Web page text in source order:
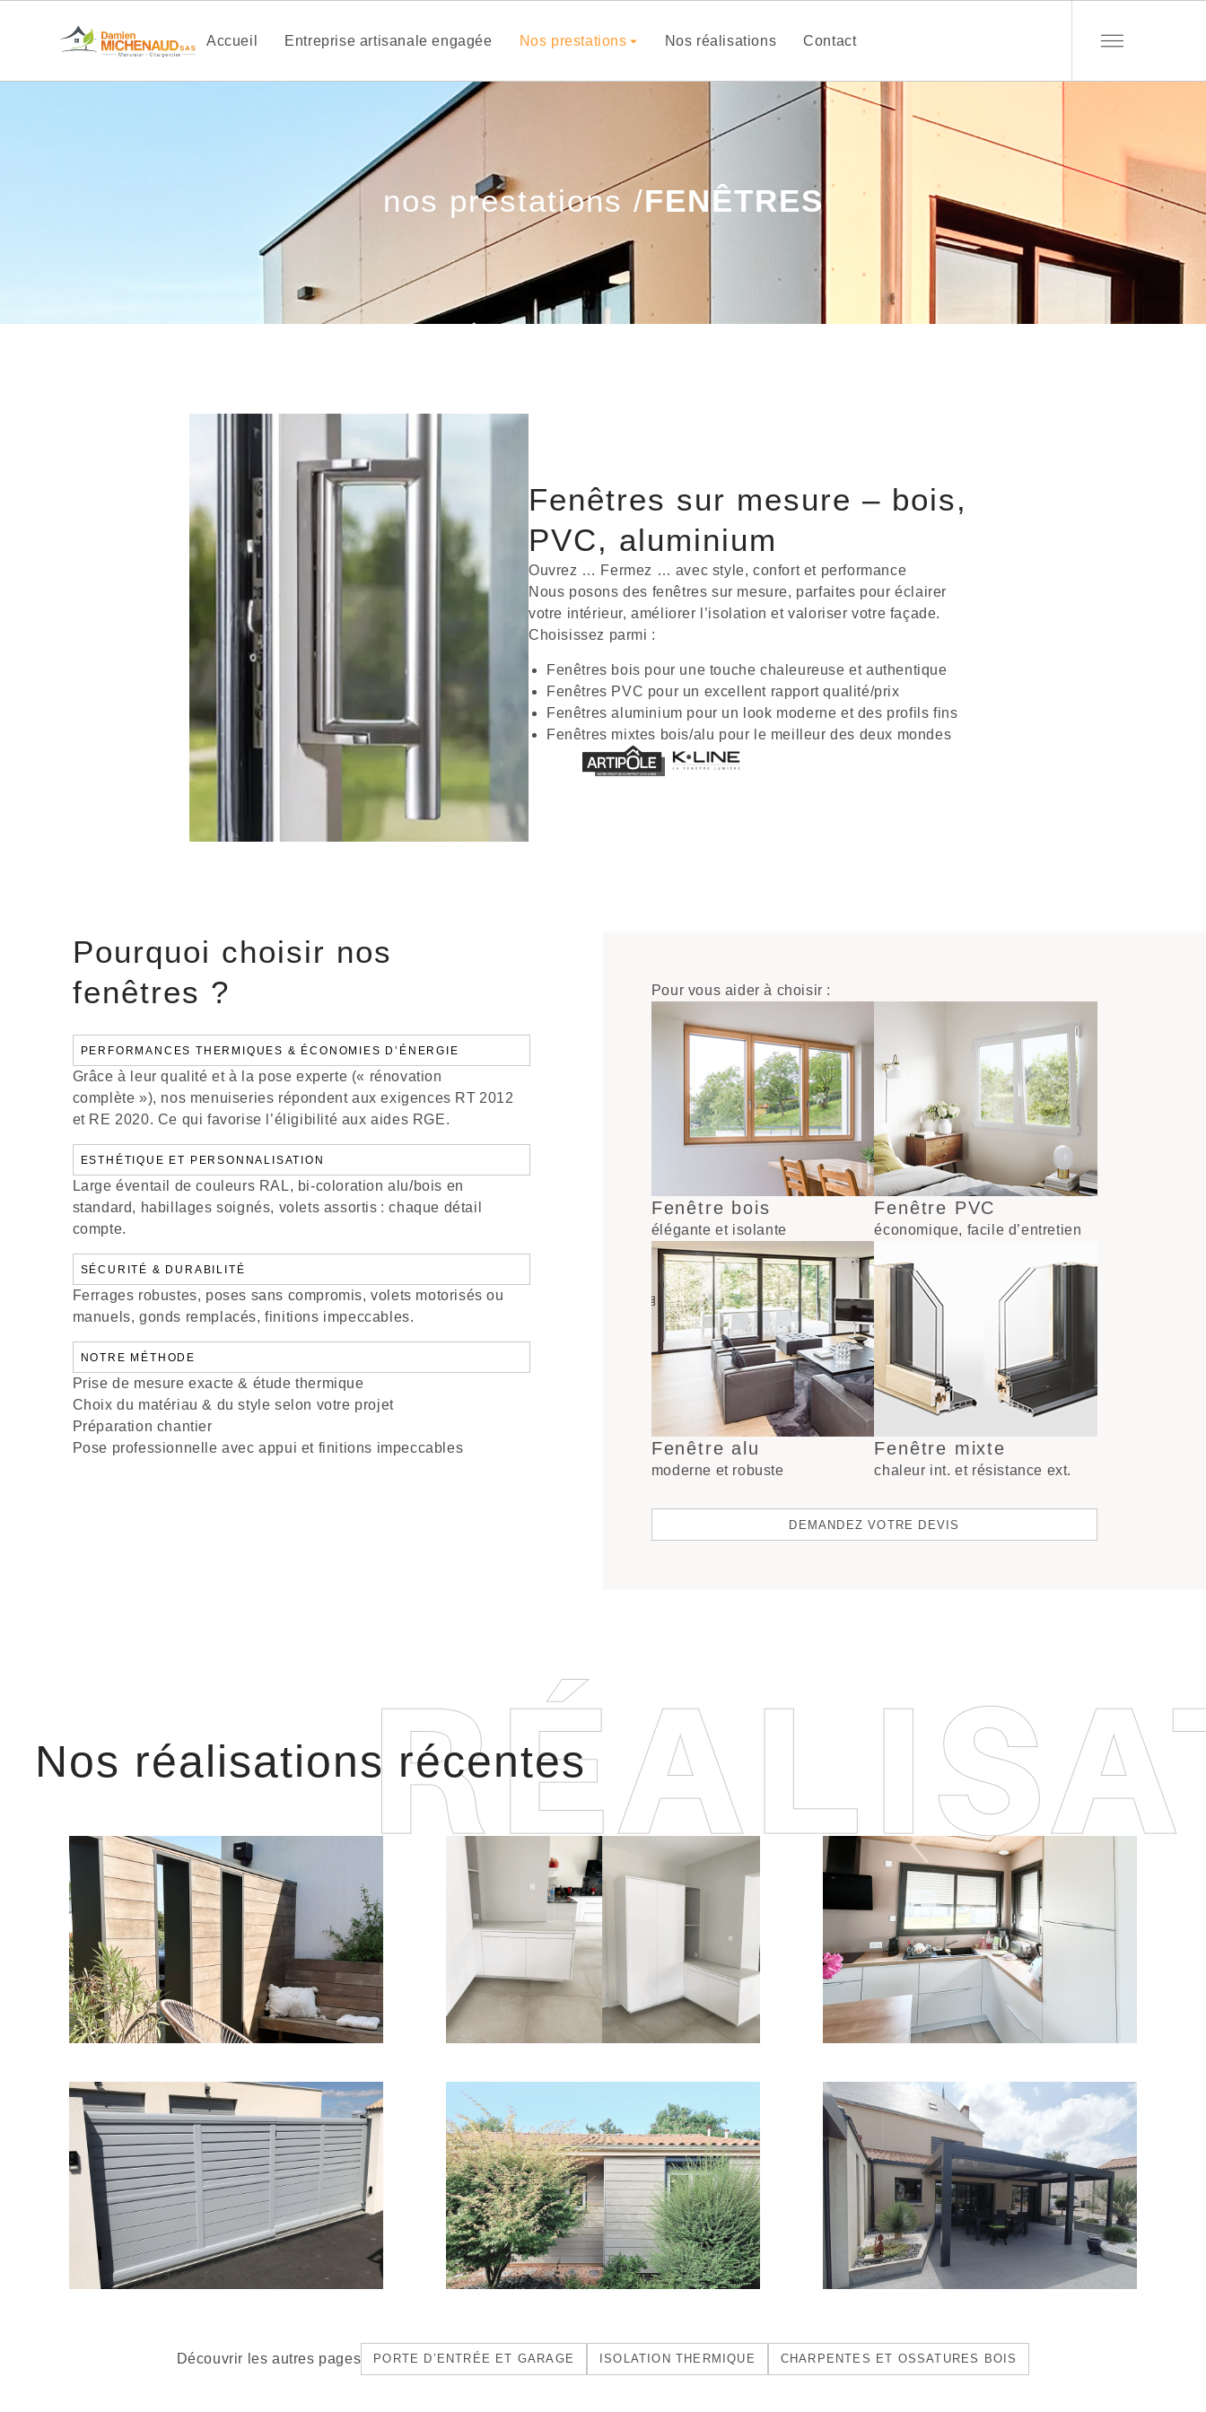
Accueil Entreprise artisanale engagée Nos prestations Nos réalisations Contact
nos prestations /FENÊTRES
Fenêtres sur mesure – bois,
PVC, aluminium
Ouvrez … Fermez … avec style, confort et performance
Nous posons des fenêtres sur mesure, parfaites pour éclairer
votre intérieur, améliorer l’isolation et valoriser votre façade.
Choisissez parmi :
Fenêtres bois pour une touche chaleureuse et authentique
Fenêtres PVC pour un excellent rapport qualité/prix
Fenêtres aluminium pour un look moderne et des profils fins
Fenêtres mixtes bois/alu pour le meilleur des deux mondes
Pourquoi choisir nos
fenêtres ?
PERFORMANCES THERMIQUES & ÉCONOMIES D’ÉNERGIE
Grâce à leur qualité et à la pose experte (« rénovation
complète »), nos menuiseries répondent aux exigences RT 2012
et RE 2020. Ce qui favorise l’éligibilité aux aides RGE.
ESTHÉTIQUE ET PERSONNALISATION
Large éventail de couleurs RAL, bi-coloration alu/bois en
standard, habillages soignés, volets assortis : chaque détail
compte.
SÉCURITÉ & DURABILITÉ
Ferrages robustes, poses sans compromis, volets motorisés ou
manuels, gonds remplacés, finitions impeccables.
NOTRE MÉTHODE
Prise de mesure exacte & étude thermique
Choix du matériau & du style selon votre projet
Préparation chantier
Pose professionnelle avec appui et finitions impeccables
Pour vous aider à choisir :
Fenêtre bois
élégante et isolante
Fenêtre PVC
économique, facile d’entretien
Fenêtre alu
moderne et robuste
Fenêtre mixte
chaleur int. et résistance ext.
DEMANDEZ VOTRE DEVIS
Nos réalisations récentes
Découvrir les autres pages PORTE D’ENTRÉE ET GARAGE ISOLATION THERMIQUE CHARPENTES ET OSSATURES BOIS